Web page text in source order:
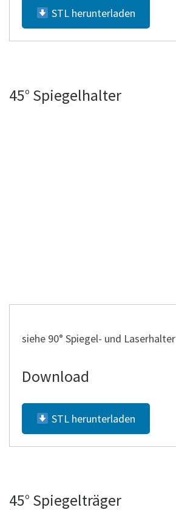
STL herunterladen
45° Spiegelhalter
siehe 90° Spiegel- und Laserhalter
Download
STL herunterladen
45° Spiegelträger